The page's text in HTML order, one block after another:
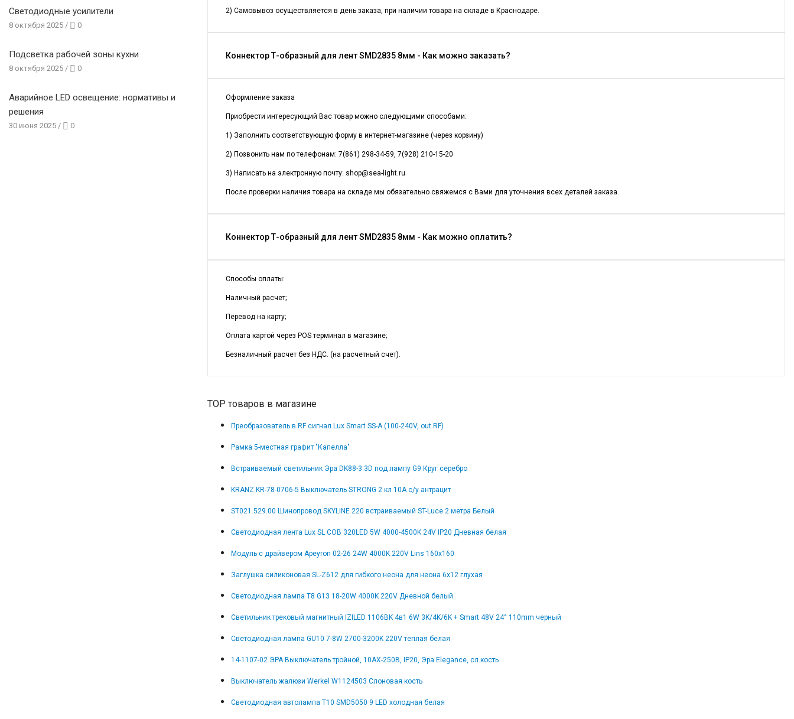
Светодиодные усилители
8 октября 2025 / 0
Подсветка рабочей зоны кухни
8 октября 2025 / 0
Аварийное LED освещение: нормативы и
решения
30 июня 2025 / 0
2) Самовывоз осуществляется в день заказа, при наличии товара на складе в Краснодаре.
Коннектор Т-образный для лент SMD2835 8мм - Как можно заказать?
Оформление заказа
Приобрести интересующий Вас товар можно следующими способами:
1) Заполнить соответствующую форму в интернет-магазине (через корзину)
2) Позвонить нам по телефонам: 7(861) 298-34-59, 7(928) 210-15-20
3) Написать на электронную почту: shop@sea-light.ru
После проверки наличия товара на складе мы обязательно свяжемся с Вами для уточнения всех деталей заказа.
Коннектор Т-образный для лент SMD2835 8мм - Как можно оплатить?
Способы оплаты:
Наличный расчет;
Перевод на карту;
Оплата картой через POS терминал в магазине;
Безналичный расчет без НДС. (на расчетный счет).
TOP товаров в магазине
Преобразователь в RF сигнал Lux Smart SS-A (100-240V, out RF)
Рамка 5-местная графит "Капелла"
Встраиваемый светильник Эра DK88-3 3D под лампу G9 Круг серебро
KRANZ KR-78-0706-5 Выключатель STRONG 2 кл 10А с/у антрацит
ST021.529.00 Шинопровод SKYLINE 220 встраиваемый ST-Luce 2 метра Белый
Светодиодная лента Lux SL COB 320LED 5W 4000-4500K 24V IP20 Дневная белая
Модуль с драйвером Apeyron 02-26 24W 4000K 220V Lins 160х160
Заглушка силиконовая SL-Z612 для гибкого неона для неона 6x12 глухая
Светодиодная лампа T8 G13 18-20W 4000K 220V Дневной белый
Светильник трековый магнитный IZILED 1106BK 4в1 6W 3K/4K/6K + Smart 48V 24° 110mm черный
Светодиодная лампа GU10 7-8W 2700-3200K 220V теплая белая
14-1107-02 ЭРА Выключатель тройной, 10АХ-250В, IP20, Эра Elegance, сл.кость
Выключатель жалюзи Werkel W1124503 Слоновая кость
Светодиодная автолампа T10 SMD5050 9 LED холодная белая